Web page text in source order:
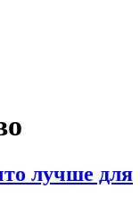
лучше для